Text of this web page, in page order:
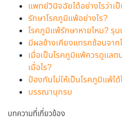
แพทย์วินิจฉัยได้อย่างไรว่าเ
รักษาโรคภูมิแพ้อย่างไร?
โรคภูมิแพ้รักษาหายไหม? รุน
มีผลข้างเคียงแทรกซ้อนจา
เมื่อเป็นโรคภูมิแพ้ควรดูแล
เมื่อไร?
ป้องกันไม่ให้เป็นโรคภูมิแพ้ไ
บรรณานุกรม
บทความที่เกี่ยวข้อง